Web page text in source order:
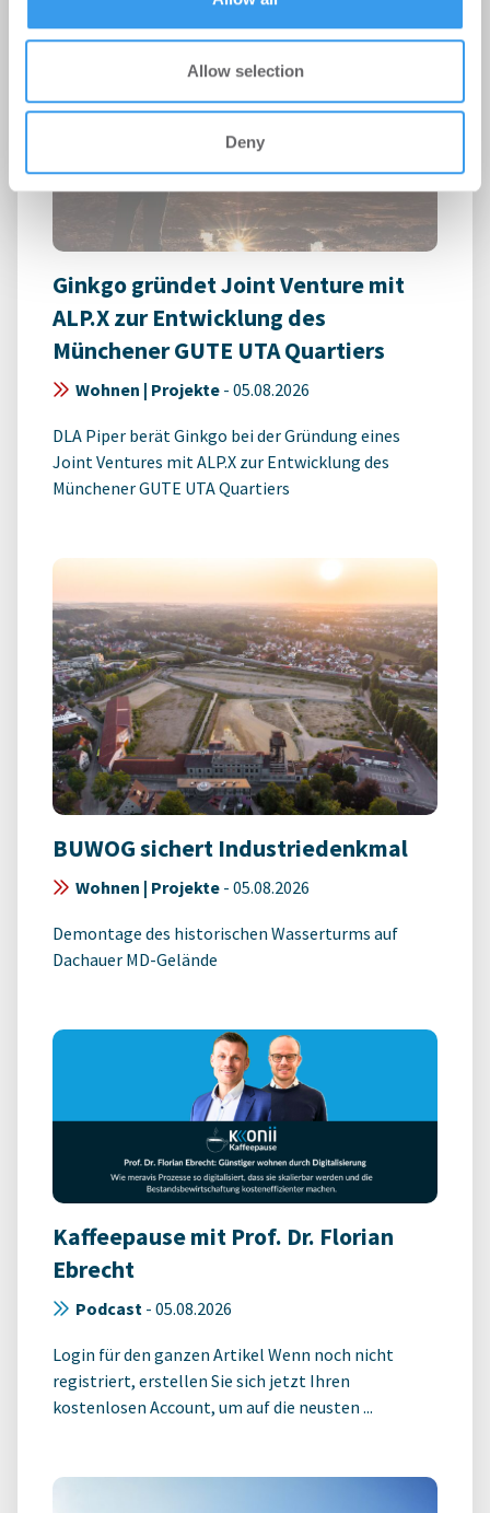
Allow selection
Deny
Ginkgo gründet Joint Venture mit
ALP.X zur Entwicklung des
Münchener GUTE UTA Quartiers
Wohnen | Projekte - 05.08.2026
DLA Piper berät Ginkgo bei der Gründung eines
Joint Ventures mit ALP.X zur Entwicklung des
Münchener GUTE UTA Quartiers
BUWOG sichert Industriedenkmal
Wohnen | Projekte - 05.08.2026
Demontage des historischen Wasserturms auf
Dachauer MD-Gelände
Kaffeepause mit Prof. Dr. Florian
Ebrecht
Podcast - 05.08.2026
Login für den ganzen Artikel Wenn noch nicht
registriert, erstellen Sie sich jetzt Ihren
kostenlosen Account, um auf die neusten ...